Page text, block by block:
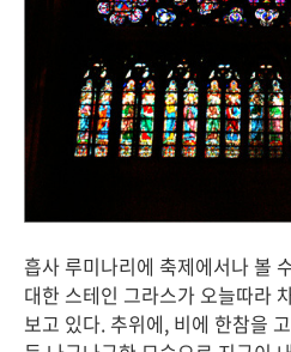
흡사 루미나리에 축제에서나 볼
대한 스테인 그라스가 오늘따라
보고 있다. 추위에, 비에 한참을